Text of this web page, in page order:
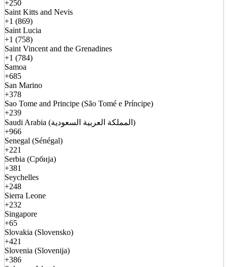
+250
Saint Kitts and Nevis
+1 (869)
Saint Lucia
+1 (758)
Saint Vincent and the Grenadines
+1 (784)
Samoa
+685
San Marino
+378
Sao Tome and Principe (São Tomé e Príncipe)
+239
Saudi Arabia (المملكة العربية السعودية)
+966
Senegal (Sénégal)
+221
Serbia (Србија)
+381
Seychelles
+248
Sierra Leone
+232
Singapore
+65
Slovakia (Slovensko)
+421
Slovenia (Slovenija)
+386